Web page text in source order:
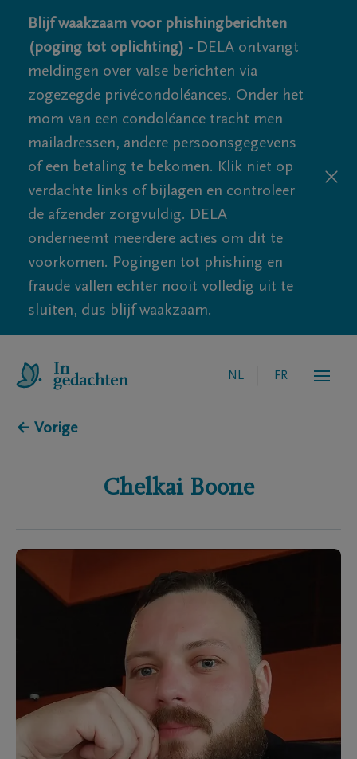
Blijf waakzaam voor phishingberichten
(poging tot oplichting) - DELA ontvangt
meldingen over valse berichten via
zogezegde privécondoléances. Onder het
mom van een condoléance tracht men
mailadressen, andere persoonsgegevens
of een betaling te bekomen. Klik niet op
verdachte links of bijlagen en controleer
de afzender zorgvuldig. DELA
onderneemt meerdere acties om dit te
voorkomen. Pogingen tot phishing en
fraude vallen echter nooit volledig uit te
sluiten, dus blijf waakzaam.
NL FR
← Vorige
Chelkai Boone